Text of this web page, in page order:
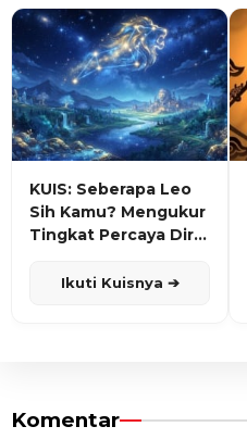
KUIS: Seberapa Leo
Sih Kamu? Mengukur
Tingkat Percaya Diri
Ikuti Kuisnya ➔
Komentar